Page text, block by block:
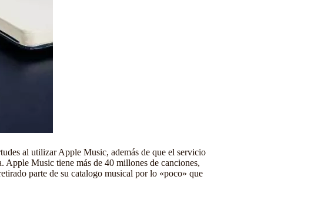
al utilizar Apple Music, además de que el servicio
Apple Music tiene más de 40 millones de canciones,
parte de su catalogo musical por lo «poco» que